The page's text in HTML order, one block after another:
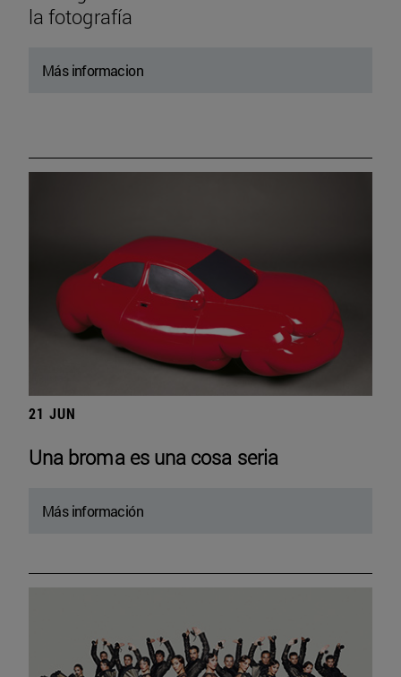
la fotografía
Más informacion
21 JUN
Una broma es una cosa seria
Más información